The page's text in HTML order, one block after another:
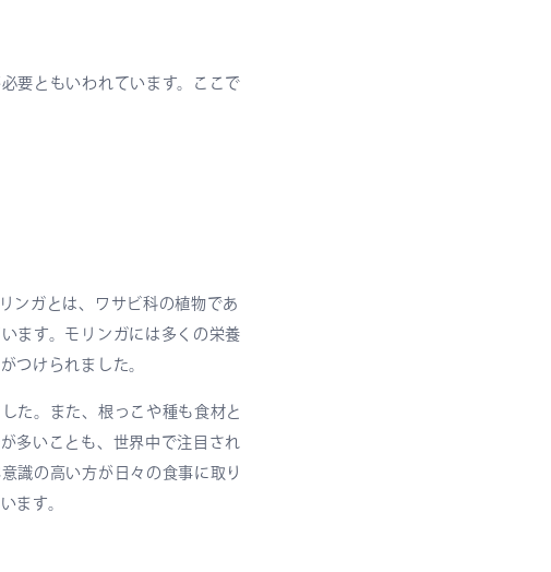
要ともいわれています。ここで
ンガとは、ワサビ科の植物であ
ます。モリンガには多くの栄養
つけられました。
た。また、根っこや種も食材と
多いことも、世界中で注目され
識の高い方が日々の食事に取り
ます。